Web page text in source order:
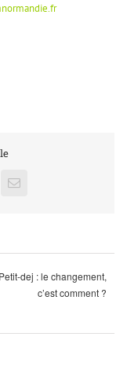
Email
Petit-dej : le changement,
c’est comment ?